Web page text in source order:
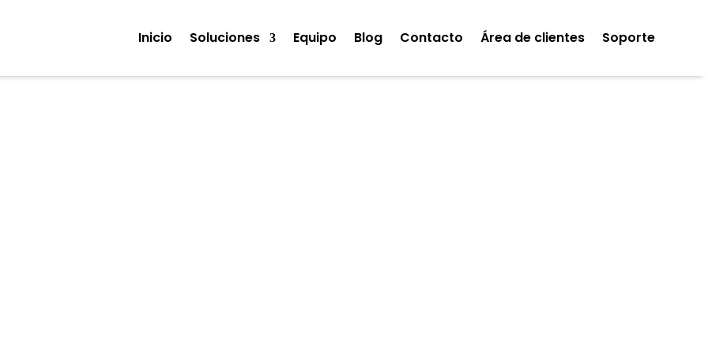
Inicio Soluciones Equipo Blog Contacto Área de clientes Soporte